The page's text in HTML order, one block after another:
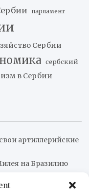
парламент
Сербии
сербский
в Сербии
артиллерийские
на Бразилию
командования по